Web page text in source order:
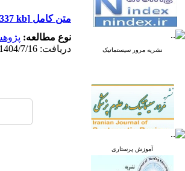
نشریه مرور سیستماتیک
آموزش پرستاری
متن کامل [PDF 337 kb]
نوع مطالعه:
دریافت: 1404/7/16 | پذیرش: 1404/10/3 | انتشار: 1404/11/10 | انتشار الکترونیک: 1404/11/10